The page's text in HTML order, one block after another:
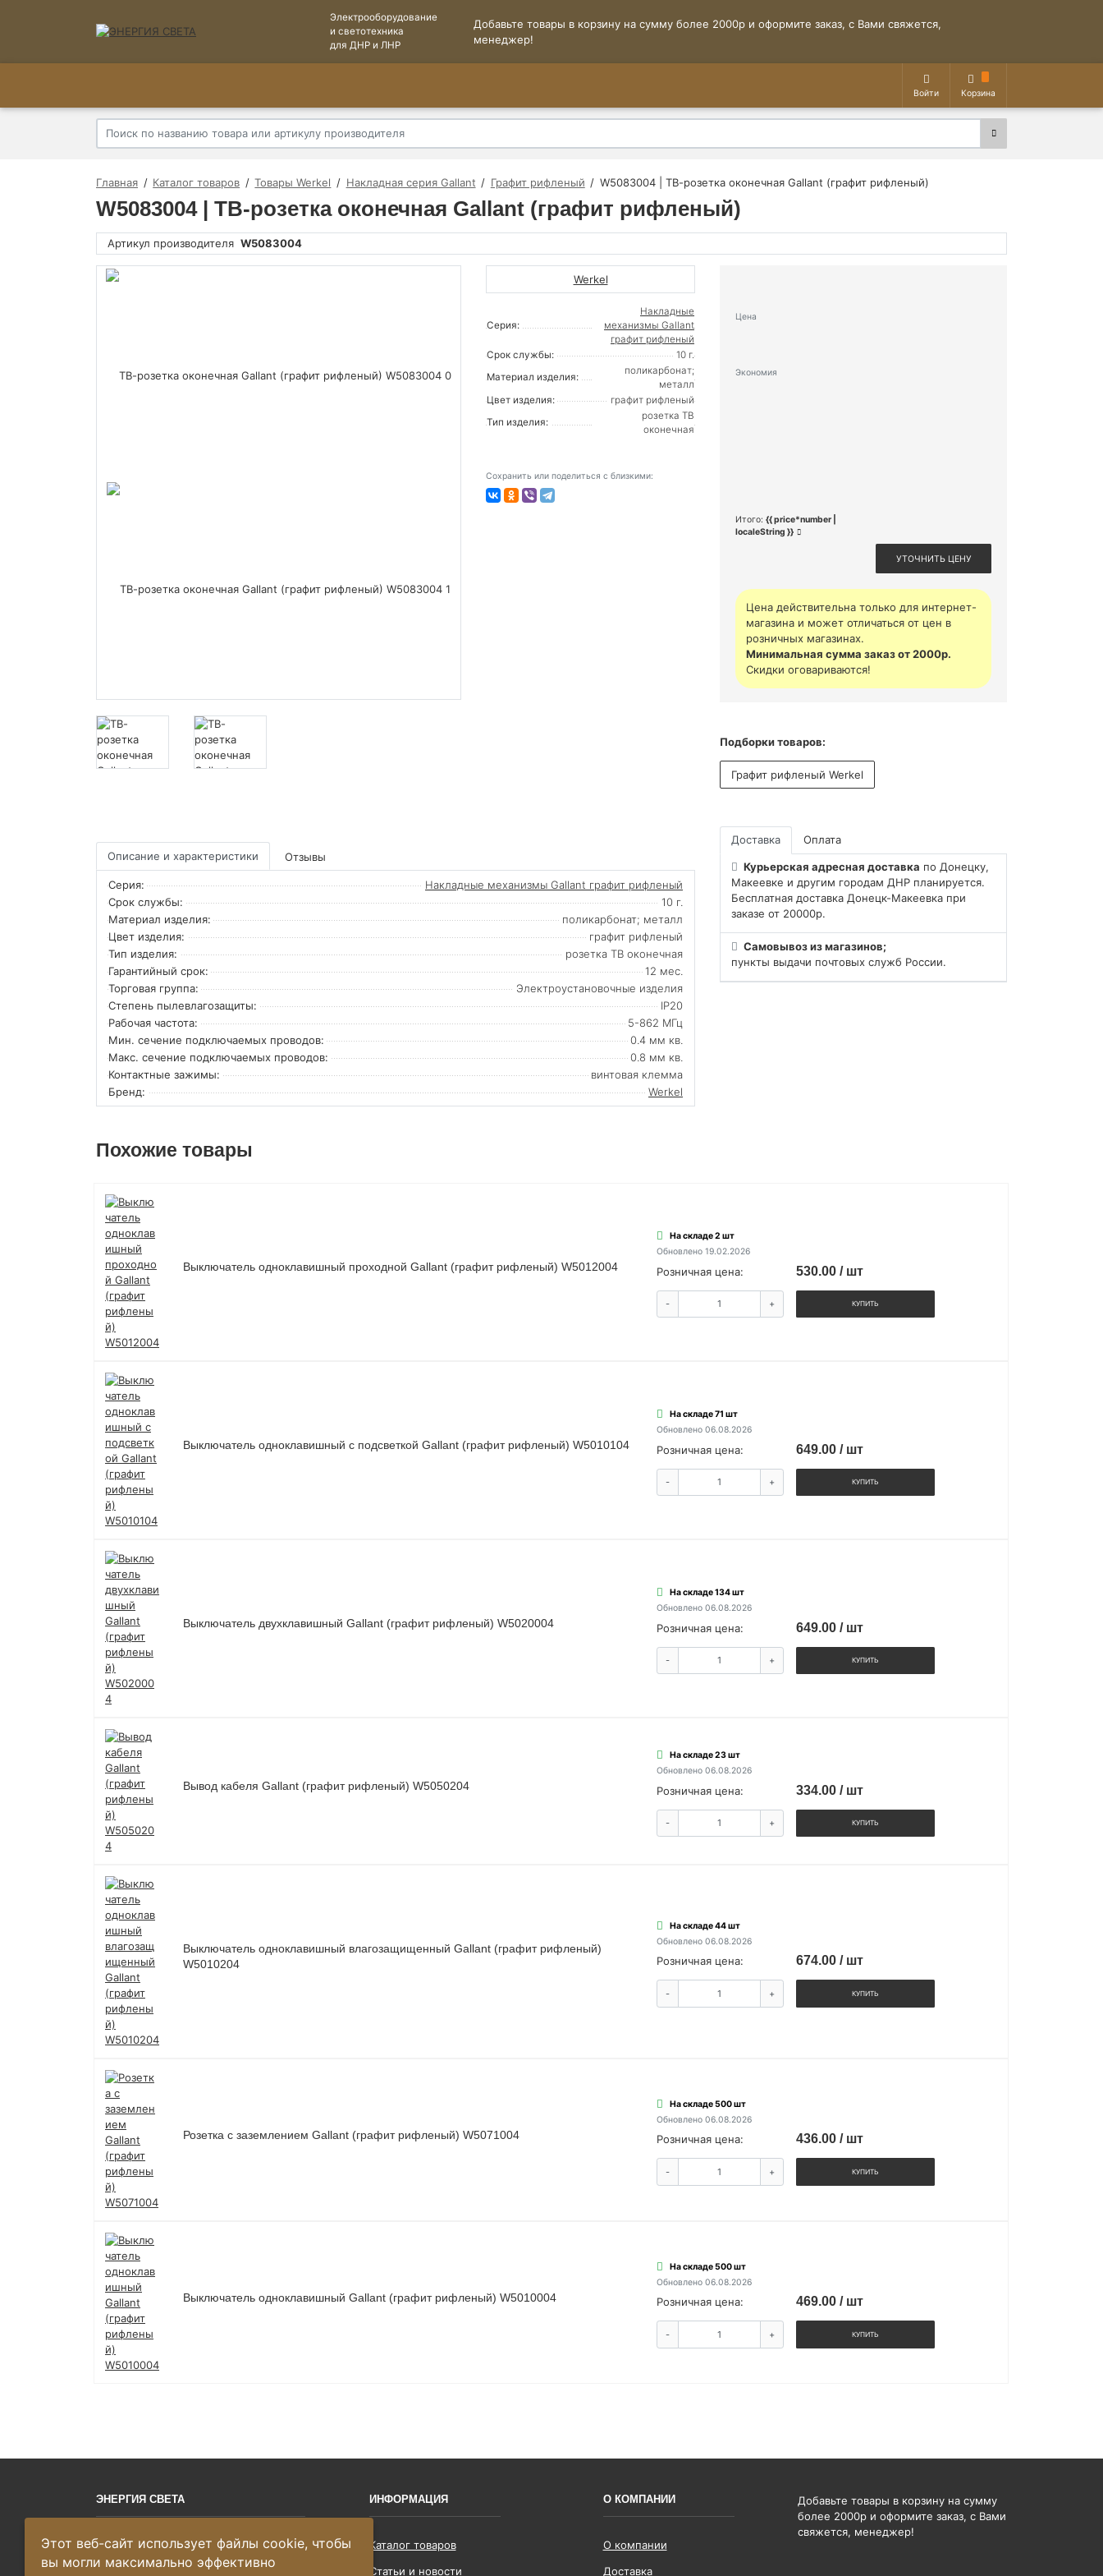
Электрооборудование
и светотехника
для ДНР и ЛНР
Добавьте товары в корзину на сумму более 2000р и оформите заказ, с Вами свяжется,
менеджер!
Войти Корзина
Главная Каталог товаров Товары Werkel Накладная серия Gallant Графит рифленый W5083004 | ТВ-розетка оконечная Gallant (графит рифленый)
W5083004 | ТВ-розетка оконечная Gallant (графит рифленый)
Артикул производителя W5083004
Werkel
Серия:
Накладные
механизмы Gallant
графит рифленый
Срок службы:
10 г.
Материал изделия:
поликарбонат;
металл
Цвет изделия:
графит рифленый
Тип изделия:
розетка ТВ
оконечная
Сохранить или поделиться с близкими:
Цена
Экономия
Итого: {{ price*number |
localeString }}
УТОЧНИТЬ ЦЕНУ
Цена действительна только для интернет-
магазина и может отличаться от цен в
розничных магазинах.
Минимальная сумма заказ от 2000р.
Скидки оговариваются!
Подборки товаров:
Графит рифленый Werkel
Доставка Оплата
Курьерская адресная доставка по Донецку,
Макеевке и другим городам ДНР планируется.
Бесплатная доставка Донецк-Макеевка при
заказе от 20000р.
Самовывоз из магазинов;
пункты выдачи почтовых служб России.
Описание и характеристики Отзывы
Серия:
Накладные механизмы Gallant графит рифленый
Срок службы:
10 г.
Материал изделия:
поликарбонат; металл
Цвет изделия:
графит рифленый
Тип изделия:
розетка ТВ оконечная
Гарантийный срок:
12 мес.
Торговая группа:
Электроустановочные изделия
Степень пылевлагозащиты:
IP20
Рабочая частота:
5-862 МГц
Мин. сечение подключаемых проводов:
0.4 мм кв.
Макс. сечение подключаемых проводов:
0.8 мм кв.
Контактные зажимы:
винтовая клемма
Бренд:
Werkel
Похожие товары
Выключатель одноклавишный проходной Gallant (графит рифленый) W5012004
На складе 2 шт
Обновлено 19.02.2026
Розничная цена: 530.00 / шт
- + КУПИТЬ
Выключатель одноклавишный с подсветкой Gallant (графит рифленый) W5010104
На складе 71 шт
Обновлено 06.08.2026
Розничная цена: 649.00 / шт
- + КУПИТЬ
Выключатель двухклавишный Gallant (графит рифленый) W5020004
На складе 134 шт
Обновлено 06.08.2026
Розничная цена: 649.00 / шт
- + КУПИТЬ
Вывод кабеля Gallant (графит рифленый) W5050204
На складе 23 шт
Обновлено 06.08.2026
Розничная цена: 334.00 / шт
- + КУПИТЬ
Выключатель одноклавишный влагозащищенный Gallant (графит рифленый)
W5010204
На складе 44 шт
Обновлено 06.08.2026
Розничная цена: 674.00 / шт
- + КУПИТЬ
Розетка с заземлением Gallant (графит рифленый) W5071004
На складе 500 шт
Обновлено 06.08.2026
Розничная цена: 436.00 / шт
- + КУПИТЬ
Выключатель одноклавишный Gallant (графит рифленый) W5010004
На складе 500 шт
Обновлено 06.08.2026
Розничная цена: 469.00 / шт
- + КУПИТЬ
ЭНЕРГИЯ СВЕТА
© 2019–2026 «ЭНЕРГИЯ СВЕТА» -
профессиональный интернет-магазин
ИНФОРМАЦИЯ
Каталог товаров
Статьи и новости
О КОМПАНИИ
О компании
Доставка
Добавьте товары в корзину на сумму
более 2000р и оформите заказ, с Вами
свяжется, менеджер!
Этот веб-сайт использует файлы cookie, чтобы
вы могли максимально эффективно